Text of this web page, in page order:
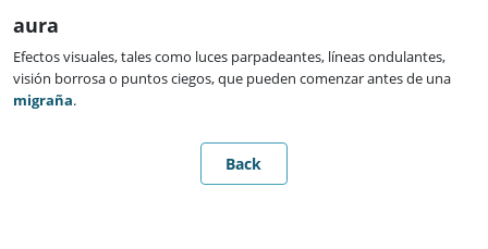
aura
Efectos visuales, tales como luces parpadeantes, líneas ondulantes,
visión borrosa o puntos ciegos, que pueden comenzar antes de una
migraña.
Back